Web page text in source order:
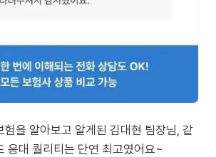
험을 알아보고 알게된 김대현 팀장님, 같
응대 퀄리티는 단연 최고였어요~